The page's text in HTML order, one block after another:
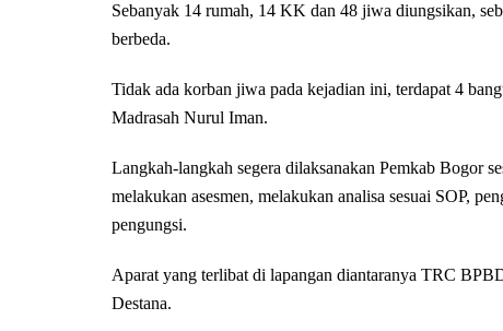
Sebanyak 14 rumah, 14 KK dan 48 jiwa diungsikan,
berbeda.
Tidak ada korban jiwa pada kejadian ini, terdapat 4
Madrasah Nurul Iman.
Langkah-langkah segera dilaksanakan Pemkab Bogor
melakukan asesmen, melakukan analisa sesuai SOP,
pengungsi.
Aparat yang terlibat di lapangan diantaranya TRC
Destana.